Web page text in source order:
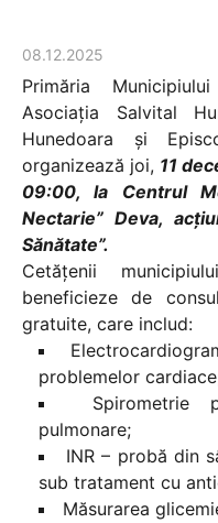
08.12.2025
Primăria
Asociația Salvital
Hunedoara și
organizează joi, 11
09:00, la Centrul
Nectarie” Deva,
Sănătate”.
Cetățenii
beneficieze de
gratuite, care includ:
problemelor
Spirometrie
pulmonare;
INR – probă din
sub tratament cu
Măsurarea